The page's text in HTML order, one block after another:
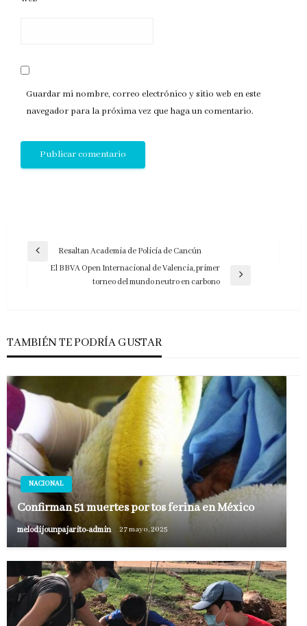
Guardar mi nombre, correo electrónico y sitio web en este
navegador para la próxima vez que haga un comentario.
Navegación
Entrada
anterior
Resaltan Academia de Policía de Cancún
El BBVA Open Internacional de Valencia, primer
torneo del mundo neutro en carbono
TAMBIÉN TE PODRÍA GUSTAR
NACIONAL
Confirman 51 muertes por tos ferina en México
melodijounpajarito-admin 27 mayo, 2025